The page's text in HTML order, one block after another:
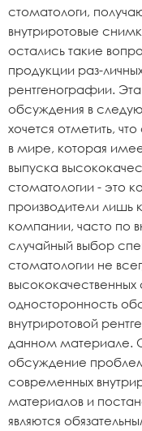
стоматологи,
внутриротовые
остались такие
продукции раз-
рентгенографии.
обсуждения в
хочется отметить,
в мире, которая
выпуска
стоматологии - это
производители лишь
компании, часто по
случайный выбор
стоматологии не
односторонность
внутриротовой
данном материале.
обсуждение
современных
материалов и
являются